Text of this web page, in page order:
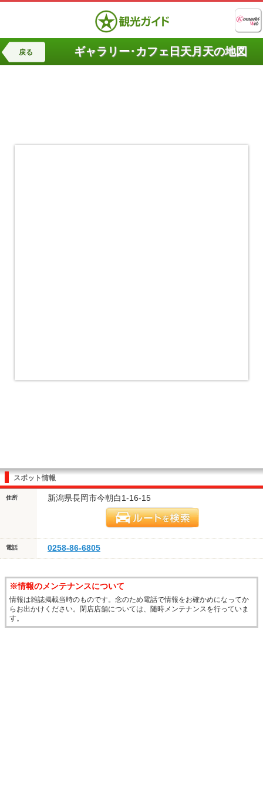
戻る ギャラリー･カフェ日天月天の地図
スポット情報
住所 新潟県長岡市今朝白1-16-15
電話 0258-86-6805
※情報のメンテナンスについて
情報は雑誌掲載当時のものです。念のため電話で情報をお確かめになってか
らお出かけください。閉店店舗については、随時メンテナンスを行っていま
す。